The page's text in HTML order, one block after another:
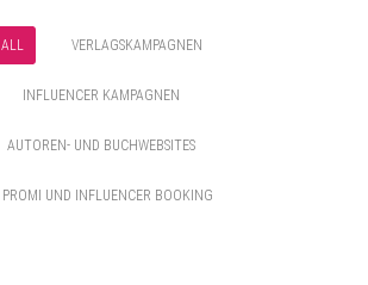
ALL VERLAGSKAMPAGNEN
INFLUENCER KAMPAGNEN
AUTOREN- UND BUCHWEBSITES
PROMI UND INFLUENCER BOOKING